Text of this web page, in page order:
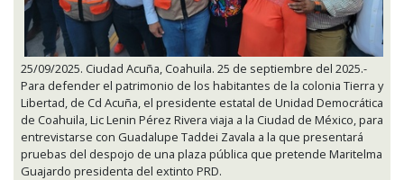
25/09/2025. Ciudad Acuña, Coahuila. 25 de septiembre del 2025.-
Para defender el patrimonio de los habitantes de la colonia Tierra y
Libertad, de Cd Acuña, el presidente estatal de Unidad Democrática
de Coahuila, Lic Lenin Pérez Rivera viaja a la Ciudad de México, para
entrevistarse con Guadalupe Taddei Zavala a la que presentará
pruebas del despojo de una plaza pública que pretende Maritelma
Guajardo presidenta del extinto PRD.